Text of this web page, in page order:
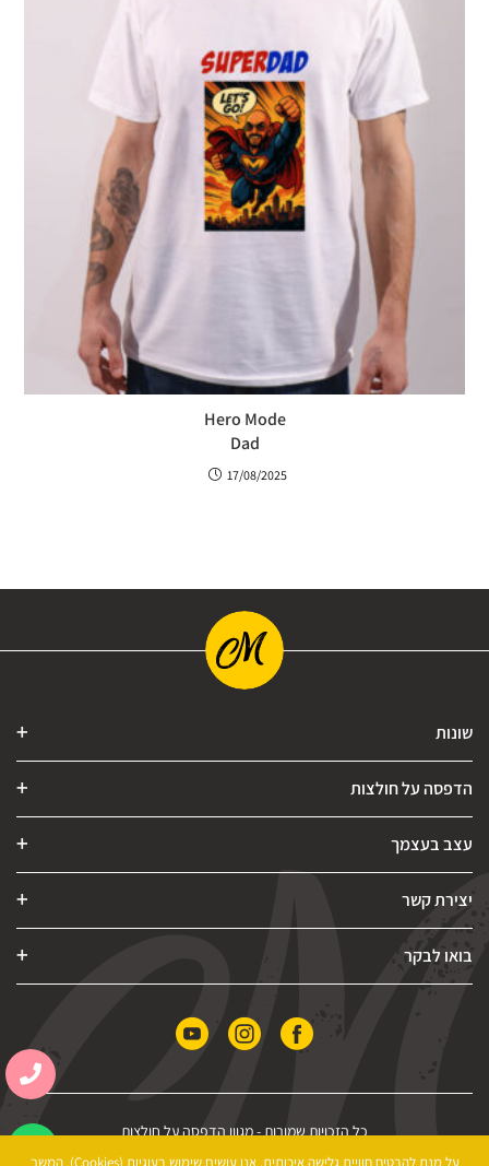
Hero Mode
Dad
17/08/2025
שונות
הדפסה על חולצות
עצב בעצמך
יצירת קשר
בואו לבקר
כל הזכויות שמורות -מגוון הדפסה על חולצות
הצהרת נגישות|מדיניות פרטיות|תקנון האתר על מנת להבטיח חוויית גלישה איכותית, אנו עושים שימוש בעוגיות (Cookies). המשך